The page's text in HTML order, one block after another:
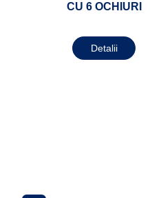
CU 6 OCHIURI
Detalii